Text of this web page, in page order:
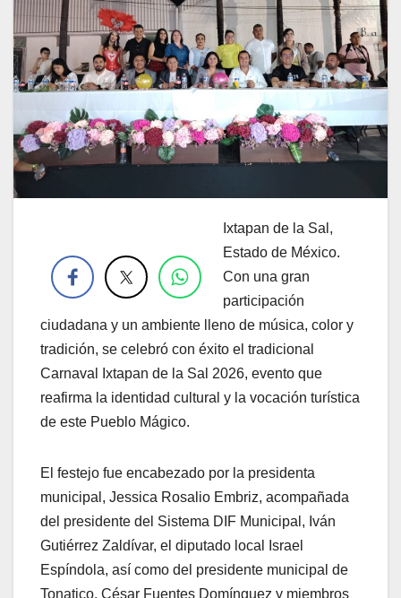
Ixtapan de la Sal,
Estado de México.
Con una gran
participación
ciudadana y un ambiente lleno de música, color y
tradición, se celebró con éxito el tradicional
Carnaval Ixtapan de la Sal 2026, evento que
reafirma la identidad cultural y la vocación turística
de este Pueblo Mágico.
El festejo fue encabezado por la presidenta
municipal, Jessica Rosalio Embriz, acompañada
del presidente del Sistema DIF Municipal, Iván
Gutiérrez Zaldívar, el diputado local Israel
Espíndola, así como del presidente municipal de
Tonatico, César Fuentes Domínguez y miembros